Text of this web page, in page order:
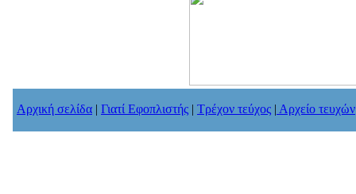
Αρχική σελίδα | Γιατί Εφοπλιστής | Τρέχον τεύχος | Αρχείο τευχών